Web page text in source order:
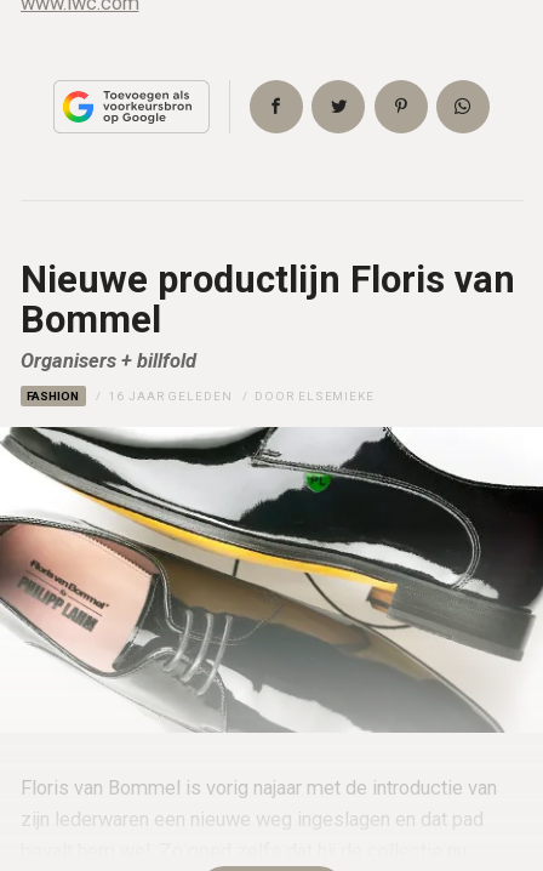
Nieuwe productlijn Floris van
Bommel
Organisers + billfold
FASHION 16 JAAR GELEDEN DOOR ELSEMIEKE
Floris van Bommel is vorig najaar met de introductie van
zijn lederwaren een nieuwe weg ingeslagen en dat pad